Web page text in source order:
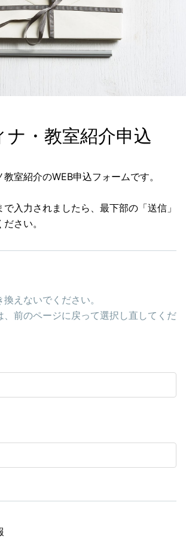
ナ・教室紹介申込
室紹介のWEB申込フォームです。
入力されましたら、最下部の「送信」
さい。
えないでください。
、前のページに戻って選択し直してくだ